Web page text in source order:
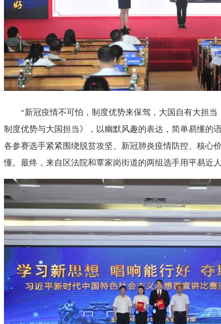
“新冠疫情不可怕，制度优势来保驾，大国自有大担
制度优势与大国担当》，以幽默风趣的表达，简单易懂的
各参赛选手紧紧围绕脱贫攻坚、新冠肺炎疫情防控、核心
懂。最终，来自区法院和覃家岗街道的两组选手用平易近